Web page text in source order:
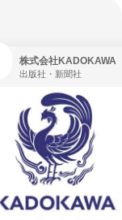
株式会社KADOKAWA
出版社・新聞社